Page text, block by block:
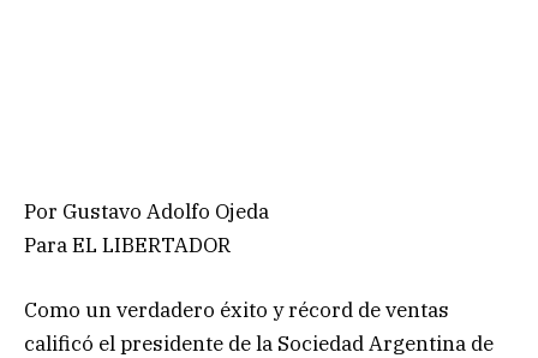
Por Gustavo Adolfo Ojeda
Para EL LIBERTADOR
Como un verdadero éxito y récord de ventas
calificó el presidente de la Sociedad Argentina de